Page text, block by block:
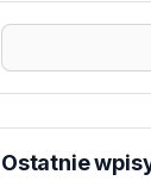
Ostatnie